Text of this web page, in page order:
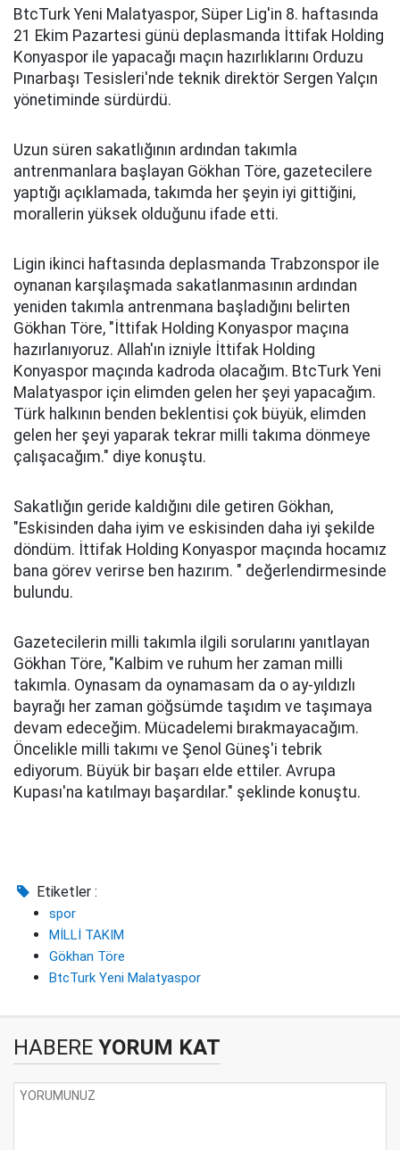
BtcTurk Yeni Malatyaspor, Süper Lig'in 8. haftasında
21 Ekim Pazartesi günü deplasmanda İttifak Holding
Konyaspor ile yapacağı maçın hazırlıklarını Orduzu
Pınarbaşı Tesisleri'nde teknik direktör Sergen Yalçın
yönetiminde sürdürdü.
Uzun süren sakatlığının ardından takımla
antrenmanlara başlayan Gökhan Töre, gazetecilere
yaptığı açıklamada, takımda her şeyin iyi gittiğini,
morallerin yüksek olduğunu ifade etti.
Ligin ikinci haftasında deplasmanda Trabzonspor ile
oynanan karşılaşmada sakatlanmasının ardından
yeniden takımla antrenmana başladığını belirten
Gökhan Töre, "İttifak Holding Konyaspor maçına
hazırlanıyoruz. Allah'ın izniyle İttifak Holding
Konyaspor maçında kadroda olacağım. BtcTurk Yeni
Malatyaspor için elimden gelen her şeyi yapacağım.
Türk halkının benden beklentisi çok büyük, elimden
gelen her şeyi yaparak tekrar milli takıma dönmeye
çalışacağım." diye konuştu.
Sakatlığın geride kaldığını dile getiren Gökhan,
"Eskisinden daha iyim ve eskisinden daha iyi şekilde
döndüm. İttifak Holding Konyaspor maçında hocamız
bana görev verirse ben hazırım. " değerlendirmesinde
bulundu.
Gazetecilerin milli takımla ilgili sorularını yanıtlayan
Gökhan Töre, "Kalbim ve ruhum her zaman milli
takımla. Oynasam da oynamasam da o ay-yıldızlı
bayrağı her zaman göğsümde taşıdım ve taşımaya
devam edeceğim. Mücadelemi bırakmayacağım.
Öncelikle milli takımı ve Şenol Güneş'i tebrik
ediyorum. Büyük bir başarı elde ettiler. Avrupa
Kupası'na katılmayı başardılar." şeklinde konuştu.
Etiketler :
spor
MİLLİ TAKIM
Gökhan Töre
BtcTurk Yeni Malatyaspor
HABERE YORUM KAT